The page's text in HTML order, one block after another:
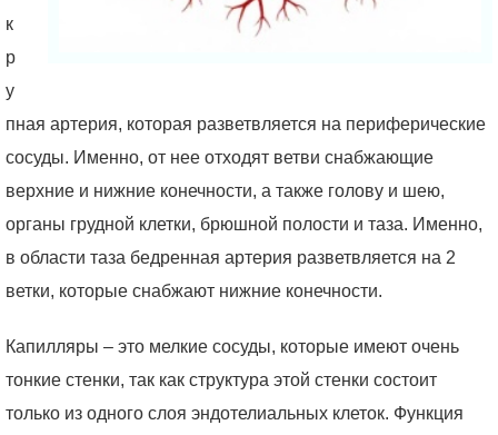
к
р
у
пная артерия, которая разветвляется на периферические
сосуды. Именно, от нее отходят ветви снабжающие
верхние и нижние конечности, а также голову и шею,
органы грудной клетки, брюшной полости и таза. Именно,
в области таза бедренная артерия разветвляется на 2
ветки, которые снабжают нижние конечности.
Капилляры – это мелкие сосуды, которые имеют очень
тонкие стенки, так как структура этой стенки состоит
только из одного слоя эндотелиальных клеток. Функция